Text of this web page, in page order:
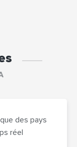
des pays
réel